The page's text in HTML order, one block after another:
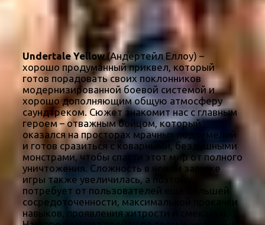
Undertale Yellow(Андертейл Еллоу) –
хорошо продуманный приквел, который
готов порадовать своих поклонников
модернизированной боевой системой и
хорошо дополняющим общую атмосферу
саундтреком. Сюжет знакомит нас с главным
героем – отважным бойцом, который
оказался на просторах мрачных подземелий
и готов сразиться с коварными, бездушными
монстрами, чтобы спасти этот мир от полного
уничтожения. Сложность в новом запуске
игры также увеличилась, а поэтому
потребует от пользователей ещё большей
сосредоточенности, максимальной прокачки
навыков, проявления хитрости и смекалки.